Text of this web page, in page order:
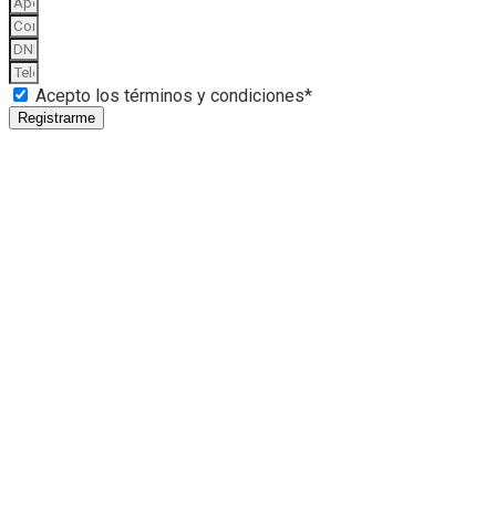
Acepto los términos y condiciones*
Registrarme